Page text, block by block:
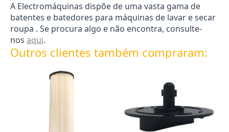
A Electromáquinas dispõe de uma vasta gama de
batentes e batedores para máquinas de lavar e secar
roupa . Se procura algo e não encontra, consulte-
nos aqui.
Outros clientes também compraram: